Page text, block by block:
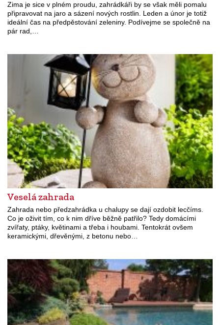
Zima je sice v plném proudu, zahrádkáři by se však měli pomalu
připravovat na jaro a sázení nových rostlin. Leden a únor je totiž
ideální čas na předpěstování zeleniny. Podívejme se společně na
pár rad,…
Veselá zahrada
Zahrada nebo předzahrádka u chalupy se dají ozdobit lecčíms.
Co je oživit tím, co k nim dříve běžně patřilo? Tedy domácími
zvířaty, ptáky, květinami a třeba i houbami. Tentokrát ovšem
keramickými, dřevěnými, z betonu nebo…